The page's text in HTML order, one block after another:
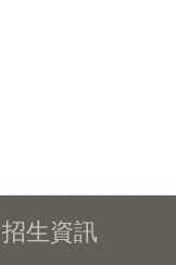
招生資訊